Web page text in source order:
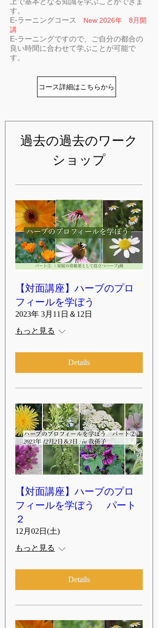
す。
E-ラーニングコース
New 2026年 8月開
講
E-ラーニングですので、ご自分の都合の
良い時間に合わせて学ぶことが可能で
す。
コース詳細はこちらから
過去の過去のワーク
ショップ
【対面講座】ハーブのプロ
フィールを学ぼう
2023年 3月11日＆12日
もっと見る
Details
【対面講座】ハーブのプロ
フィールを学ぼう パート
２
12月02日(土)
もっと見る
Details